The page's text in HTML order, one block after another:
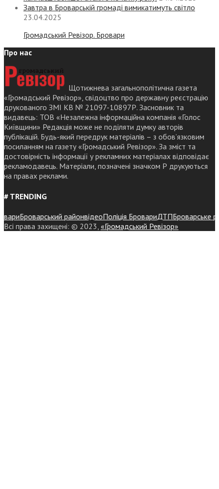
Завтра в Броварській громаді вимикатимуть світло
23.04.2025
Громадський Ревізор. Бровари
Про нас
Щотижнева загальнополітична газета
«Громадський Ревізор», свідоцтво про державну реєстрацію
друкованого ЗМІ КВ № 21097-10897Р. Засновник та
видавець: ТОВ «Незалежна інформаційна компанія «Голос
Київщини» Редакція може не поділяти думку авторів
публікацій. Будь-який передрук матеріалів – з обов’язковим
посиланням на газету «Громадський Ревізор». За зміст та
достовірність інформації у рекламних матеріалах відповідає
рекламодавець. Матеріали, позначені значком Р друкуються
на правах реклами.
# TRENDING
Броварський районвідеоПоліція БровариДТПБроварське
Всі права захищені: © 2023, «Громадський Ревізор»